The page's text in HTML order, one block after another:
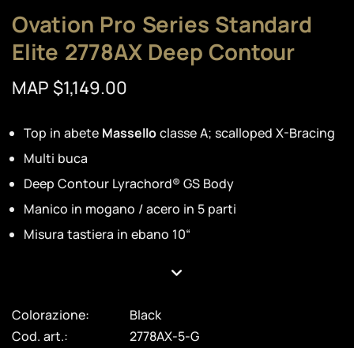
Ovation Pro Series Standard
Elite 2778AX Deep Contour
MAP $1,149.00
Top in abete Masselloclasse A; scalloped X-Bracing
Multi buca
Deep Contour Lyrachord® GS Body
Manico in mogano / acero in 5 parti
Misura tastiera in ebano 10“
Colorazione:
Black
Cod. art.:
2778AX-5-G